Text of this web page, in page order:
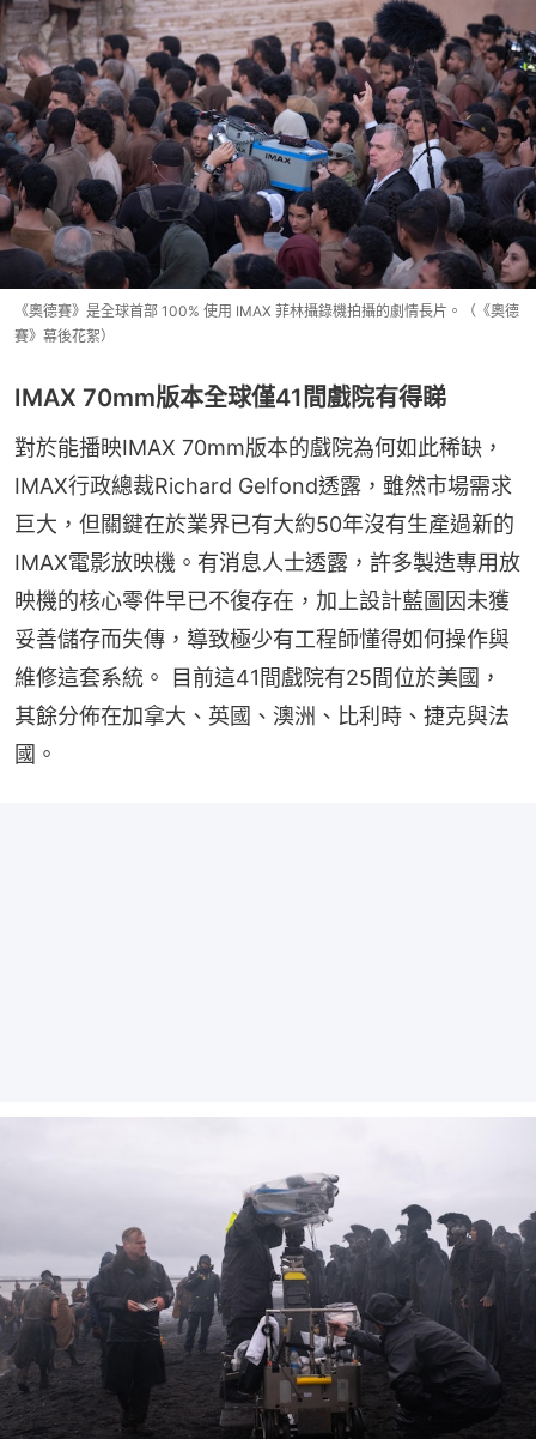
《奧德賽》是全球首部 100% 使用 IMAX 菲林攝錄機拍攝的劇情長片。（《奧德
賽》幕後花絮）
IMAX 70mm版本全球僅41間戲院有得睇
對於能播映IMAX 70mm版本的戲院為何如此稀缺，
IMAX行政總裁Richard Gelfond透露，雖然市場需求
巨大，但關鍵在於業界已有大約50年沒有生產過新的
IMAX電影放映機。有消息人士透露，許多製造專用放
映機的核心零件早已不復存在，加上設計藍圖因未獲
妥善儲存而失傳，導致極少有工程師懂得如何操作與
維修這套系統。 目前這41間戲院有25間位於美國，
其餘分佈在加拿大、英國、澳洲、比利時、捷克與法
國。